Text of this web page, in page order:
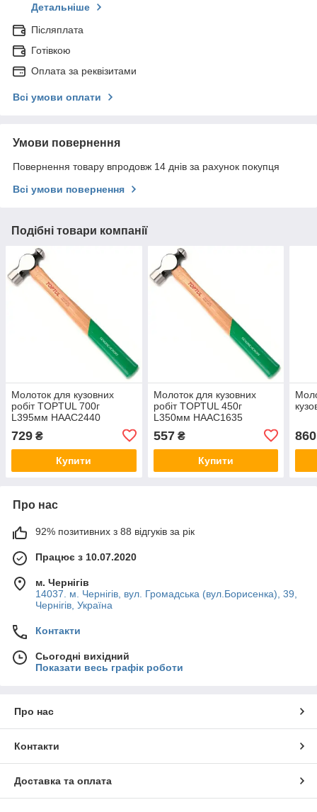
Детальніше
Післяплата
Готівкою
Оплата за реквізитами
Всі умови оплати
Умови повернення
Повернення товару впродовж 14 днів за рахунок покупця
Всі умови повернення
Подібні товари компанії
Молоток для кузовних
робіт TOPTUL 700г
L395мм HAAC2440
729 ₴
Купити
Молоток для кузовних
робіт TOPTUL 450г
L350мм HAAC1635
557₴
Купити
860
Про нас
92% позитивних з 88 відгуків за рік
Працює з 10.07.2020
м. Чернігів
14037. м. Чернігів, вул. Громадська (вул.Борисенка), 39,
Чернігів, Україна
Контакти
Сьогодні вихідний
Показати весь графік роботи
Про нас
Контакти
Доставка та оплата